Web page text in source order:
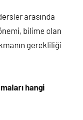
arasında
bilime olan
gerekliliği
hangi